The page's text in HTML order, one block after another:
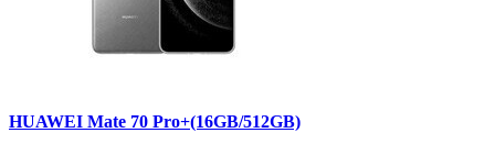
HUAWEI Mate 70 Pro+(16GB/512GB)